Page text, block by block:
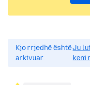
Kjo rrjedhë është
arkivuar.
Ju
keni